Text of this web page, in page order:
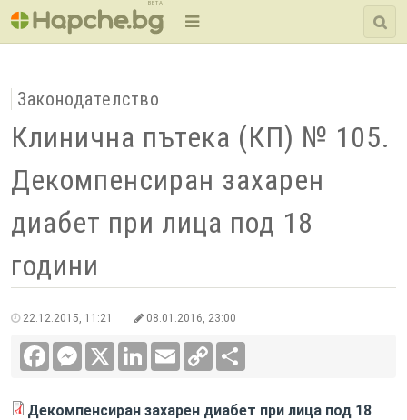
BETA
Законодателство
Клинична пътека (КП) № 105.
Декомпенсиран захарен
диабет при лица под 18
години
22.12.2015, 11:21 08.01.2016, 23:00
FacebookMessenger LinkedInEmail
Copy
Link
Декомпенсиран захарен диабет при лица под 18